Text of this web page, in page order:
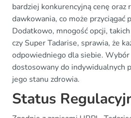
bardziej konkurencyjną cenę oraz
dawkowania, co może przyciągać
Dodatkowo, mnogość opcji,
czy Super Tadarise, sprawia, że
odpowiedniego dla siebie.
dostosowany do indywidualnych
jego stanu zdrowia.
Status